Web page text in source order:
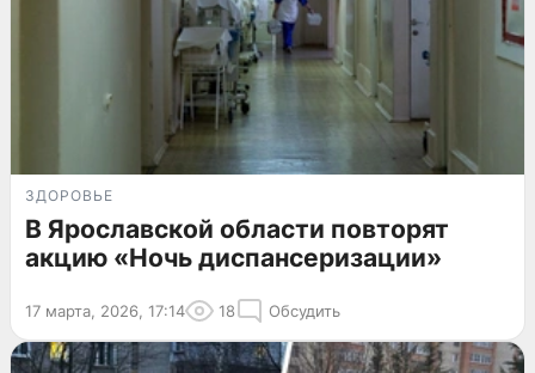
ЗДОРОВЬЕ
В Ярославской области повторят
акцию «Ночь диспансеризации»
17 марта, 2026, 17:14 18 Обсудить